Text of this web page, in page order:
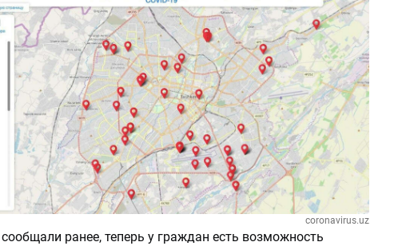
coronavirus.uz
ранее, теперь у граждан есть возможность